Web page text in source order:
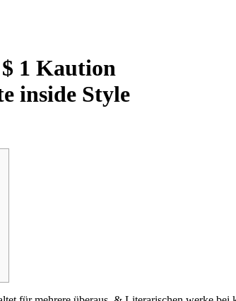
1 Kaution
inside Style